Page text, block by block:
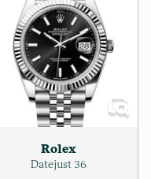
Rolex
Datejust 36